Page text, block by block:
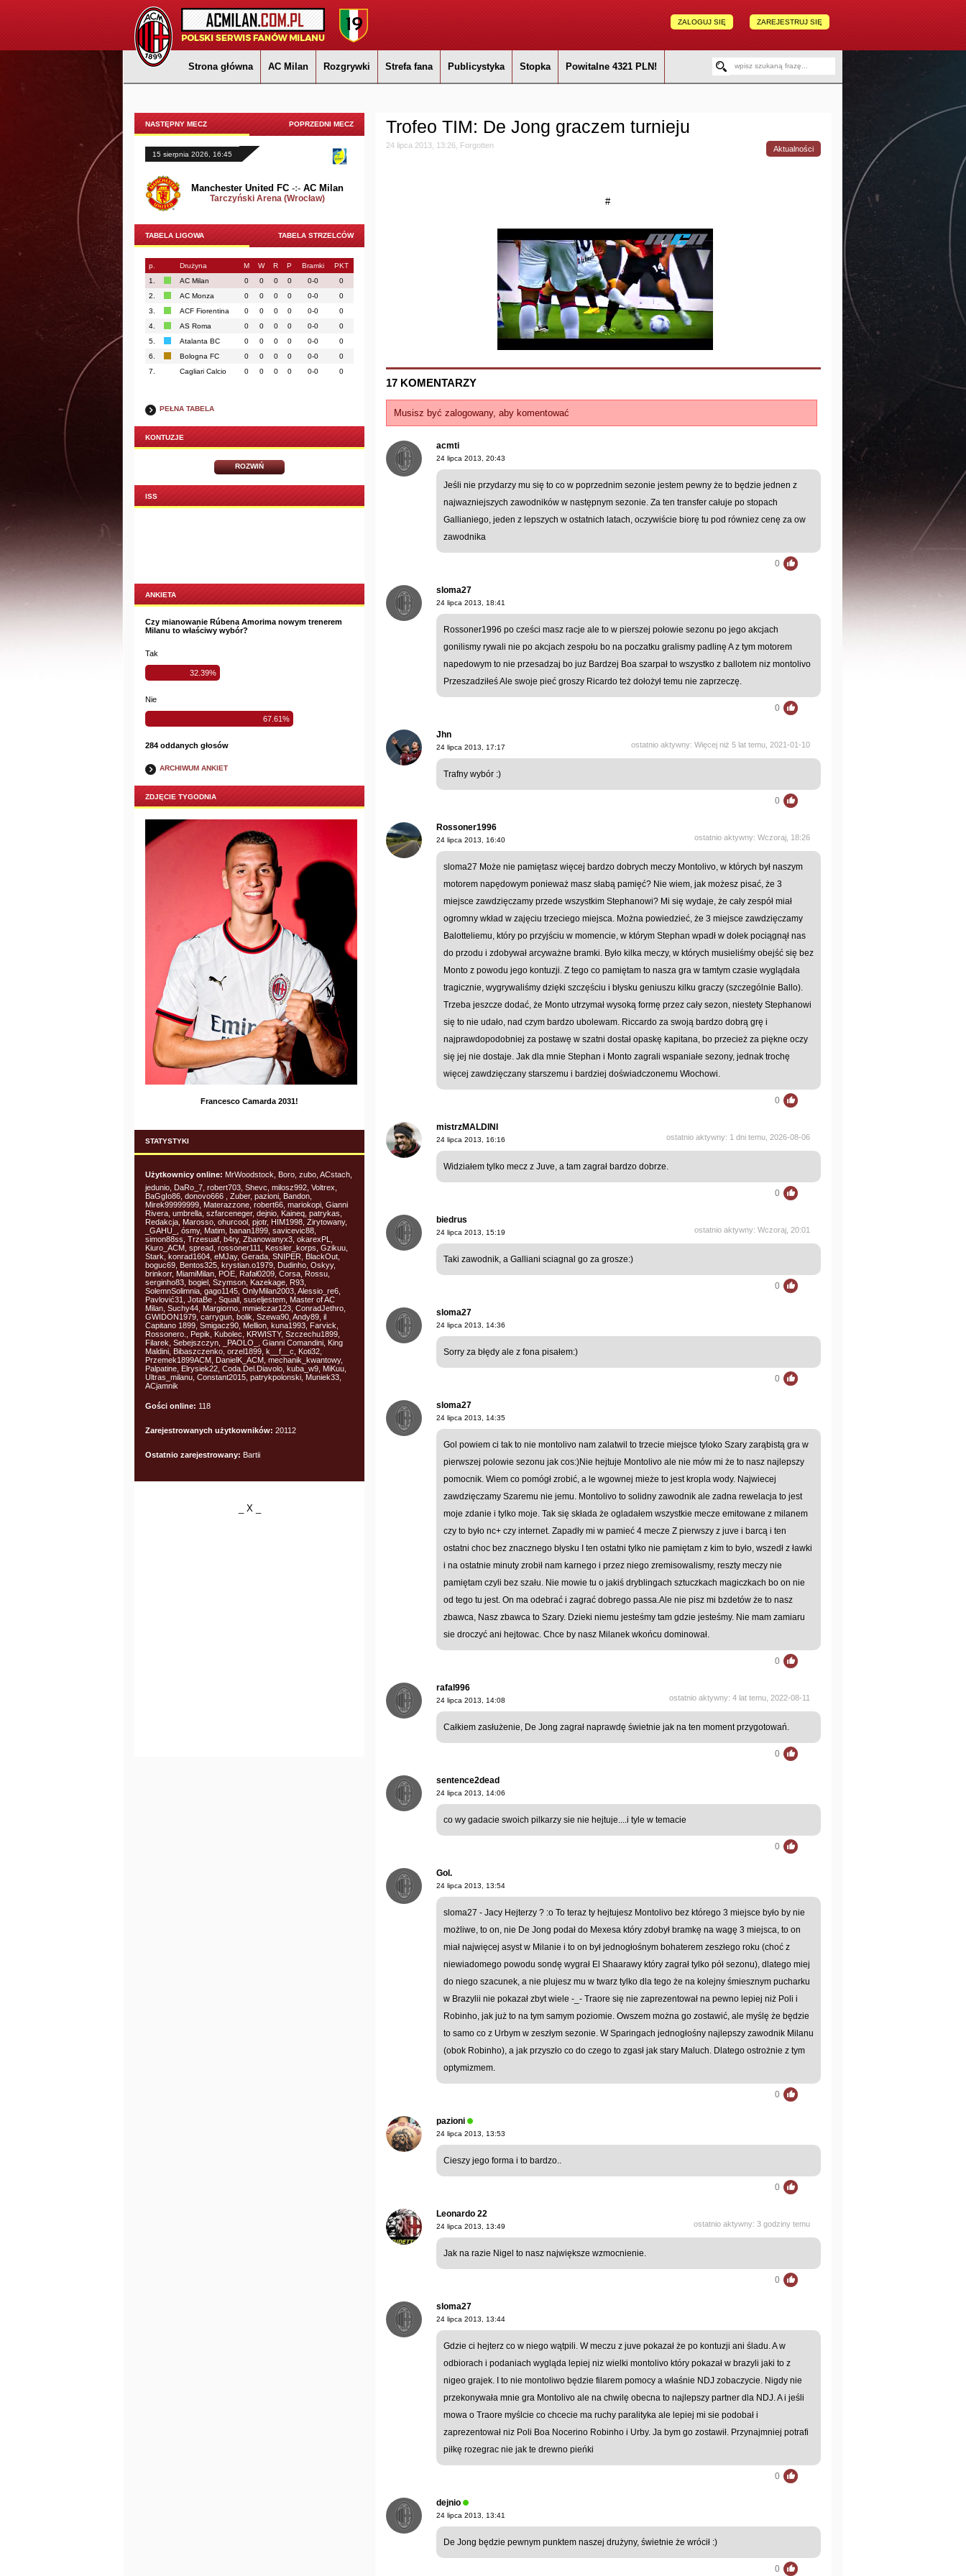
ZAREJESTRUJ SIĘ
ZALOGUJ SIĘ
Strona główna AC Milan Rozgrywki Strefa fana Publicystyka Stopka Powitalne 4321 PLN!
NASTĘPNY MECZ POPRZEDNI MECZ
15 sierpnia 2026, 16:45
Manchester United FC -:- AC Milan
Tarczyński Arena (Wrocław)
TABELA LIGOWA TABELA STRZELCÓW
p. Drużyna M W R P Bramki
PKT
1.
AC Milan 0 0 0 0 0-0
0
2.
AC Monza 0 0 0 0 0-0
0
3.
ACF Fiorentina 0 0 0 0 0-0
0
4.
AS Roma 0 0 0 0 0-0
0
5.
Atalanta BC 0 0 0 0 0-0
0
6.
Bologna FC 0 0 0 0 0-0
0
7.
Cagliari Calcio 0 0 0 0 0-0 0
PEŁNA TABELA
KONTUZJE
ROZWIŃ
ISS
ANKIETA
Czy mianowanie Rúbena Amorima nowym trenerem
Milanu to właściwy wybór?
Tak
32.39%
Nie
67.61%
284 oddanych głosów
ARCHIWUM ANKIET
ZDJĘCIE TYGODNIA
Francesco Camarda 2031!
STATYSTYKI
Użytkownicy online: MrWoodstock, Boro, zubo, ACstach,
jedunio, DaRo_7, robert703, Shevc, milosz992, Voltrex,
BaGgIo86, donovo666 , Zuber, pazioni, Bandon,
Mirek99999999, Materazzone, robert66, mariokopi, Gianni
Rivera, umbrella, szfarceneger, dejnio, Kaineq, patrykas,
Redakcja, Marosso, ohurcool, pjotr, HIM1998, Zirytowany,
_GAHU_, ósmy, Matim, banan1899, savicevic88,
simon88ss, Trzesuaf, b4ry, Zbanowanyx3, okarexPL,
Kiuro_ACM, spread, rossoner111, Kessler_korps, Gzikuu,
Stark, konrad1604, eMJay, Gerada, SNIPER, BlackOut,
boguc69, Bentos325, krystian.o1979, Dudinho, Oskyy,
brinkorr, MiamiMilan, POE, Rafał0209, Corsa, Rossu,
serginho83, bogiel, Szymson, Kazekage, R93,
SolemnSolimnia, gago1145, OnlyMilan2003, Alessio_re6,
Pavlović31, JotaBe , Squall, suseljestem, Master of AC
Milan, Suchy44, Margiorno, mmielczar123, ConradJethro,
GWIDON1979, carrygun, bolik, Szewa90, Andy89, il
Capitano 1899, Smigacz90, Mellion, kuna1993, Farvick,
Rossonero., Pepik, Kubolec, KRWISTY, Szczechu1899,
Filarek, Sebejszczyn, _PAOLO_, Gianni Comandini, King
Maldini, Bibaszczenko, orzel1899, k__f__c, Koti32,
Przemek1899ACM, DanielK_ACM, mechanik_kwantowy,
Palpatine, Elrysiek22, Coda.Del.Diavolo, kuba_w9, MiKuu,
Ultras_milanu, Constant2015, patrykpolonski, Muniek33,
ACjamnik
Gości online: 118
Zarejestrowanych użytkowników: 20112
Ostatnio zarejestrowany: Bartii
_ X _
Trofeo TIM: De Jong graczem turnieju
24 lipca 2013, 13:26, Forgotten Aktualności
#
17 KOMENTARZY
Musisz być zalogowany, aby komentować
acmti
24 lipca 2013, 20:43
Jeśli nie przydarzy mu się to co w poprzednim sezonie jestem pewny że to będzie jednen z
najwazniejszych zawodników w następnym sezonie. Za ten transfer całuje po stopach
Gallianiego, jeden z lepszych w ostatnich latach, oczywiście biorę tu pod równiez cenę za ow
zawodnika
0
sloma27
24 lipca 2013, 18:41
Rossoner1996 po cześci masz racje ale to w pierszej połowie sezonu po jego akcjach
gonilismy rywali nie po akcjach zespołu bo na poczatku gralismy padlinę A z tym motorem
napedowym to nie przesadzaj bo juz Bardzej Boa szarpał to wszystko z ballotem niz montolivo
Przeszadziłeś Ale swoje pieć groszy Ricardo też dołożył temu nie zaprzeczę.
0
Jhn
ostatnio aktywny: Więcej niż 5 lat temu, 2021-01-10
24 lipca 2013, 17:17
Trafny wybór :)
0
Rossoner1996
ostatnio aktywny: Wczoraj, 18:26
24 lipca 2013, 16:40
sloma27 Może nie pamiętasz więcej bardzo dobrych meczy Montolivo, w których był naszym
motorem napędowym ponieważ masz słabą pamięć? Nie wiem, jak możesz pisać, że 3
miejsce zawdzięczamy przede wszystkim Stephanowi? Mi się wydaje, że cały zespół miał
ogromny wkład w zajęciu trzeciego miejsca. Można powiedzieć, że 3 miejsce zawdzięczamy
Balotteliemu, który po przyjściu w momencie, w którym Stephan wpadł w dołek pociągnął nas
do przodu i zdobywał arcyważne bramki. Było kilka meczy, w których musieliśmy obejść się bez
Monto z powodu jego kontuzji. Z tego co pamiętam to nasza gra w tamtym czasie wyglądała
tragicznie, wygrywaliśmy dzięki szczęściu i błysku geniuszu kilku graczy (szczególnie Ballo).
Trzeba jeszcze dodać, że Monto utrzymał wysoką formę przez cały sezon, niestety Stephanowi
się to nie udało, nad czym bardzo ubolewam. Riccardo za swoją bardzo dobrą grę i
najprawdopodobniej za postawę w szatni dostał opaskę kapitana, bo przecież za piękne oczy
się jej nie dostaje. Jak dla mnie Stephan i Monto zagrali wspaniałe sezony, jednak trochę
więcej zawdzięczany starszemu i bardziej doświadczonemu Włochowi.
0
mistrzMALDINI
ostatnio aktywny: 1 dni temu, 2026-08-06
24 lipca 2013, 16:16
Widziałem tylko mecz z Juve, a tam zagrał bardzo dobrze.
0
biedrus
ostatnio aktywny: Wczoraj, 20:01
24 lipca 2013, 15:19
Taki zawodnik, a Galliani sciagnal go za grosze:)
0
sloma27
24 lipca 2013, 14:36
Sorry za błędy ale z fona pisałem:)
0
sloma27
24 lipca 2013, 14:35
Gol powiem ci tak to nie montolivo nam zalatwil to trzecie miejsce tyloko Szary zarąbistą gra w
pierwszej polowie sezonu jak cos:)Nie hejtuje Montolivo ale nie mów mi że to nasz najlepszy
pomocnik. Wiem co pomógł zrobić, a le wgownej mieże to jest kropla wody. Najwiecej
zawdzięczamy Szaremu nie jemu. Montolivo to solidny zawodnik ale zadna rewelacja to jest
moje zdanie i tylko moje. Tak się składa że ogladałem wszystkie mecze emitowane z milanem
czy to było nc+ czy internet. Zapadły mi w pamieć 4 mecze Z pierwszy z juve i barcą i ten
ostatni choc bez znacznego błysku I ten ostatni tylko nie pamiętam z kim to było, wszedł z ławki
i na ostatnie minuty zrobił nam karnego i przez niego zremisowalismy, reszty meczy nie
pamiętam czyli bez szału. Nie mowie tu o jakiś dryblingach sztuczkach magiczkach bo on nie
od tego tu jest. On ma odebrać i zagrać dobrego passa.Ale nie pisz mi bzdetów że to nasz
zbawca, Nasz zbawca to Szary. Dzieki niemu jesteśmy tam gdzie jesteśmy. Nie mam zamiaru
sie droczyć ani hejtowac. Chce by nasz Milanek wkońcu dominował.
0
rafal996
ostatnio aktywny: 4 lat temu, 2022-08-11
24 lipca 2013, 14:08
Całkiem zasłużenie, De Jong zagrał naprawdę świetnie jak na ten moment przygotowań.
0
sentence2dead
24 lipca 2013, 14:06
co wy gadacie swoich pilkarzy sie nie hejtuje....i tyle w temacie
0
Gol.
24 lipca 2013, 13:54
sloma27 - Jacy Hejterzy ? :o To teraz ty hejtujesz Montolivo bez którego 3 miejsce było by nie
możliwe, to on, nie De Jong podał do Mexesa który zdobył bramkę na wagę 3 miejsca, to on
miał najwięcej asyst w Milanie i to on był jednogłośnym bohaterem zeszłego roku (choć z
niewiadomego powodu sondę wygrał El Shaarawy który zagrał tylko pół sezonu), dlatego miej
do niego szacunek, a nie plujesz mu w twarz tylko dla tego że na kolejny śmiesznym pucharku
w Brazylii nie pokazał zbyt wiele -_- Traore się nie zaprezentował na pewno lepiej niż Poli i
Robinho, jak już to na tym samym poziomie. Owszem można go zostawić, ale myślę że będzie
to samo co z Urbym w zeszłym sezonie. W Sparingach jednogłośny najlepszy zawodnik Milanu
(obok Robinho), a jak przyszło co do czego to zgasł jak stary Maluch. Dlatego ostrożnie z tym
optymizmem.
0
pazioni
24 lipca 2013, 13:53
Cieszy jego forma i to bardzo..
0
Leonardo 22
ostatnio aktywny: 3 godziny temu
24 lipca 2013, 13:49
Jak na razie Nigel to nasz największe wzmocnienie.
0
sloma27
24 lipca 2013, 13:44
Gdzie ci hejterz co w niego wątpili. W meczu z juve pokazał że po kontuzji ani śladu. A w
odbiorach i podaniach wygląda lepiej niz wielki montolivo który pokazał w brazyli jaki to z
nigeo grajek. I to nie montoliwo będzie filarem pomocy a właśnie NDJ zobaczycie. Nigdy nie
przekonywała mnie gra Montolivo ale na chwilę obecna to najlepszy partner dla NDJ. A i jeśli
mowa o Traore myślcie co chcecie ma ruchy paralityka ale lepiej mi sie podobał i
zaprezentował niz Poli Boa Nocerino Robinho i Urby. Ja bym go zostawił. Przynajmniej potrafi
piłkę rozegrac nie jak te drewno pieńki
0
dejnio
24 lipca 2013, 13:41
De Jong będzie pewnym punktem naszej drużyny, świetnie że wrócił :)
0